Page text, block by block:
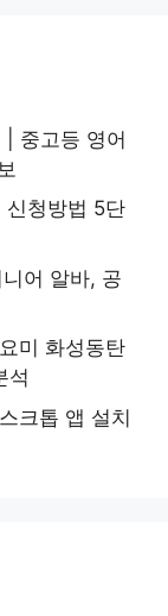
| 중고등 영어
신청방법 5단
어 알바, 공
미 화성동탄
석
크톱 앱 설치